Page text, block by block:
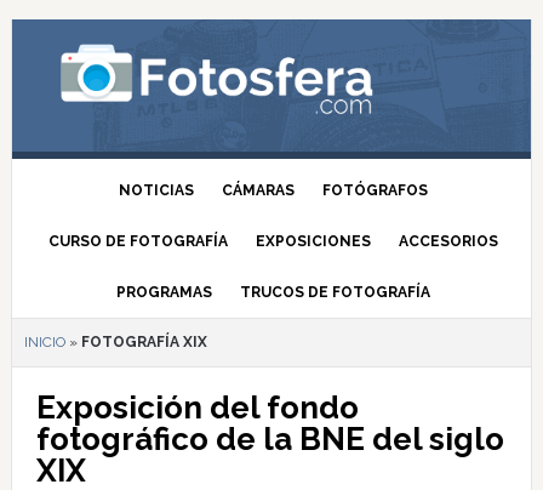
NOTICIAS CÁMARAS FOTÓGRAFOS
CURSO DE FOTOGRAFÍA EXPOSICIONES ACCESORIOS
PROGRAMAS TRUCOS DE FOTOGRAFÍA
INICIO» FOTOGRAFÍA XIX
Exposición del fondo
fotográfico de la BNE del siglo
XIX